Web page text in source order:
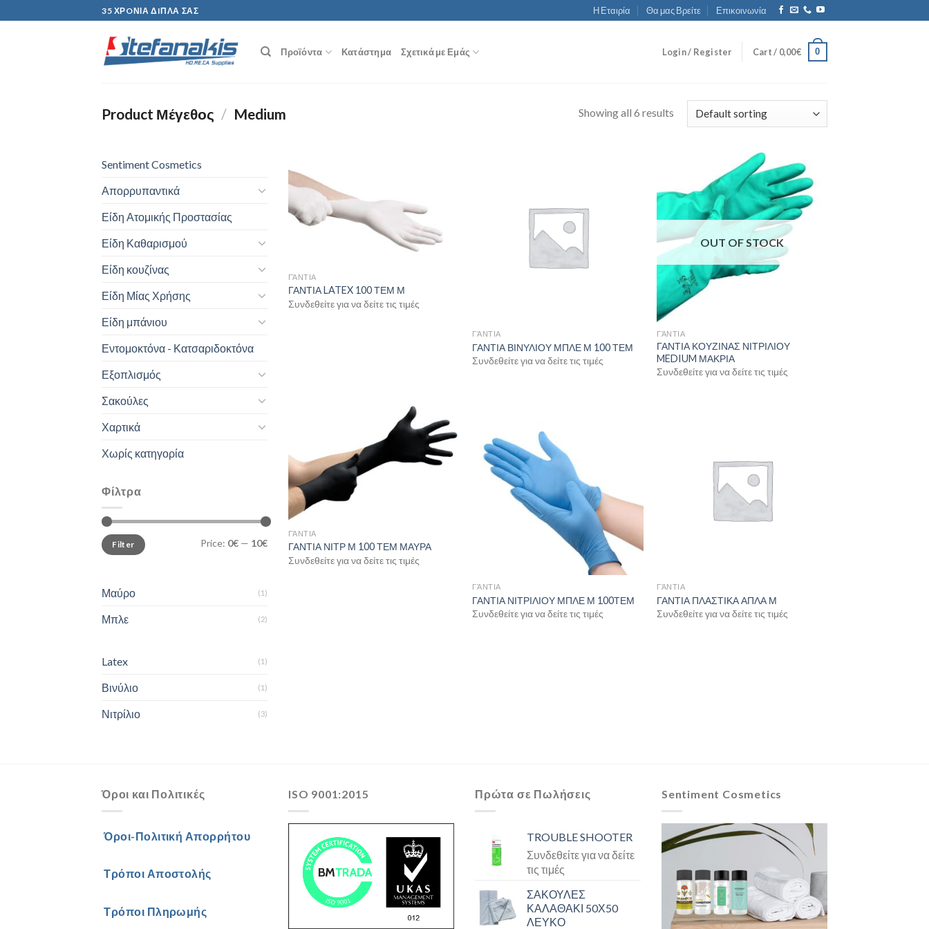
to
35 ΧΡOΝΙΑ ΔIΠΛΑ ΣΑΣ Η Εταιρία Θα μας Βρείτε Επικοινωνία
Προϊόντα Κατάστημα Σχετικά με Εμάς Login / Register Cart / 0,00€ 0
Product Μέγεθος / Medium Showing all 6 results
Sentiment Cosmetics
Απορρυπαντικά
Είδη Ατομικής Προστασίας
Είδη Καθαρισμού
Είδη κουζίνας
Είδη Μίας Χρήσης
Είδη μπάνιου
Εντομοκτόνα - Κατσαριδοκτόνα
Εξοπλισμός
Σακούλες
Χαρτικά
Χωρίς κατηγορία
Φίλτρα
Min
price
Max
priceFilter Price: 0€ — 10€
Μαύρο (1)
Μπλε (2)
Latex (1)
Βινύλιο (1)
Νιτρίλιο (3)
ΓΆΝΤΙΑ
ΓΑΝΤΙΑ LATEX 100 ΤΕΜ Μ
Συνδεθείτε για να δείτε τις τιμές
ΓΆΝΤΙΑ
ΓΑΝΤΙΑ ΒΙΝΥΛΙΟΥ ΜΠΛΕ Μ 100 ΤΕΜ
Συνδεθείτε για να δείτε τις τιμές
OUT OF STOCK
ΓΆΝΤΙΑ
ΓΑΝΤΙΑ ΚΟΥΖΙΝΑΣ ΝΙΤΡΙΛΙΟΥ
MEDIUM ΜΑΚΡΙΑ
Συνδεθείτε για να δείτε τις τιμές
ΓΆΝΤΙΑ
ΓΑΝΤΙΑ ΝΙΤΡ Μ 100 ΤΕΜ ΜΑΥΡΑ
Συνδεθείτε για να δείτε τις τιμές
ΓΆΝΤΙΑ
ΓΑΝΤΙΑ ΝΙΤΡΙΛΙΟΥ ΜΠΛΕ Μ 100ΤΕΜ
Συνδεθείτε για να δείτε τις τιμές
ΓΆΝΤΙΑ
ΓΑΝΤΙΑ ΠΛΑΣΤΙΚΑ ΑΠΛΑ Μ
Συνδεθείτε για να δείτε τις τιμές
Όροι και Πολιτικές
Όροι-Πολιτική Απορρήτου
Τρόποι Αποστολής
Τρόποι Πληρωμής
ISO 9001:2015 Πρώτα σε Πωλήσεις
TROUBLE SHOOTER
Συνδεθείτε για να δείτε
τις τιμές
ΣΑΚΟΥΛΕΣ
ΚΑΛΑΘΑΚΙ 50Χ50
ΛΕΥΚΟ
Sentiment Cosmetics